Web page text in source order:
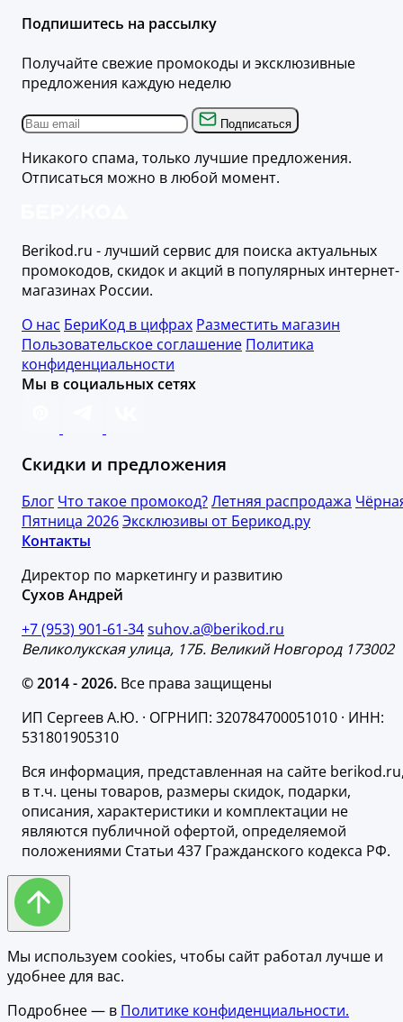
Подпишитесь на рассылку
Получайте свежие промокоды и эксклюзивные
предложения каждую неделю
Подписаться
Никакого спама, только лучшие предложения.
Отписаться можно в любой момент.
Berikod.ru - лучший сервис для поиска актуальных
промокодов, скидок и акций в популярных интернет-
магазинах России.
О нас БериКод в цифрах Разместить магазин
Пользовательское соглашение Политика
конфиденциальности
Мы в социальных сетях
Скидки и предложения
Блог Что такое промокод?Летняя распродажа
Пятница 2026Эксклюзивы от Берикод.ру
Контакты
Директор по маркетингу и развитию
Сухов Андрей
+7 (953) 901-61-34suhov.a@berikod.ru
Великолукская улица, 17Б. Великий Новгород 173002
© 2014 - 2026. Все права защищены
ИП Сергеев А.Ю. · ОГРНИП: 320784700051010 · ИНН:
531801905310
Вся информация, представленная на сайте
в т.ч. цены товаров, размеры скидок, подарки,
описания, характеристики и комплектации не
являются публичной офертой, определяемой
положениями Статьи 437 Гражданского кодекса РФ.
Мы используем cookies, чтобы сайт работал лучше и
удобнее для вас.
Подробнее — в Политике конфиденциальности.